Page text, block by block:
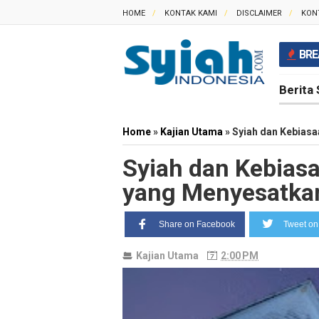
HOME KONTAK KAMI DISCLAIMER
Berita
Home» Kajian Utama »Syiah dan
Syiah dan
yang
Share on Facebook Tweet
Kajian Utama 2:00 PM